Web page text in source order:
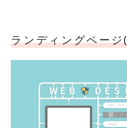
ランディングペー